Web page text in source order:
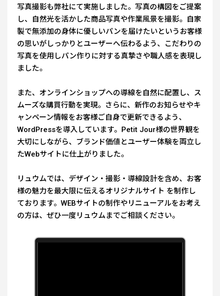
写真撮影も弊社にて実施しました。写真の構図をご提案
し、自然光を活かした商品写真や作業風景を撮影。自家
製で無添加の身体に優しいパンを届けたいというお客様
の思いがしっかりとユーザーへ伝わるよう、こだわりの
写真を使用しパン作りに対する真摯さや職人感を表現し
ました。
また、オンラインショップへの導線を自然に配置し、ス
ムーズな購買行動を実現。さらに、新作のお知らせやキ
ャンペーン情報をお客様ご自身で更新できるよう、
WordPressを導入しています。Petit Jour様の世界観を
大切にしながら、ブランド価値とユーザー体験を両立し
たWebサイトに仕上がりました。
リュウムでは、デザイン・撮影・導線設計を含め、お客
様の魅力を最大限に伝えるオリジナルサイト を制作し
ております。WEBサイトの制作やリニューアルをお考え
の方は、ぜひ一度リュウムまでご相談ください。